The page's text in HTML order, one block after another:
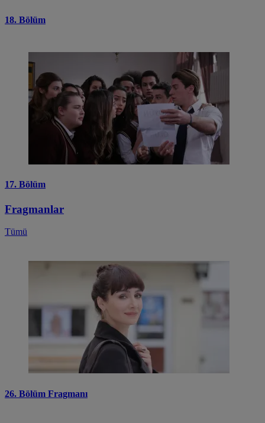
18. Bölüm
17. Bölüm
Fragmanlar
Tümü
26. Bölüm Fragmanı